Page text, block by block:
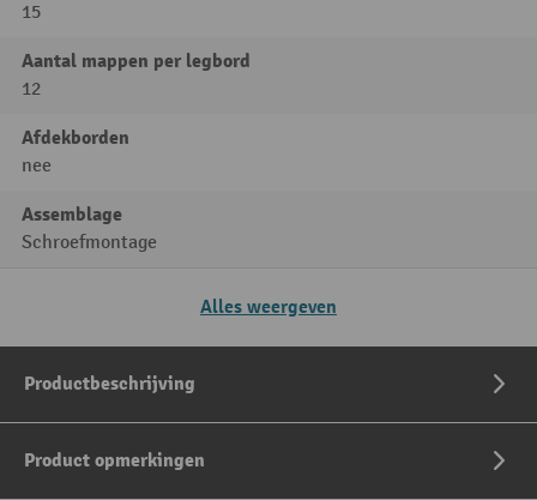
15
Aantal mappen per legbord
12
Afdekborden
nee
Assemblage
Schroefmontage
Alles weergeven
Productbeschrijving
Product opmerkingen